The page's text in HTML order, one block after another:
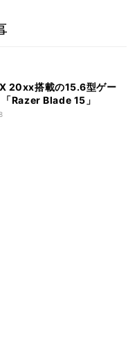
20xx搭載の15.6型ゲー
Razer Blade 15」